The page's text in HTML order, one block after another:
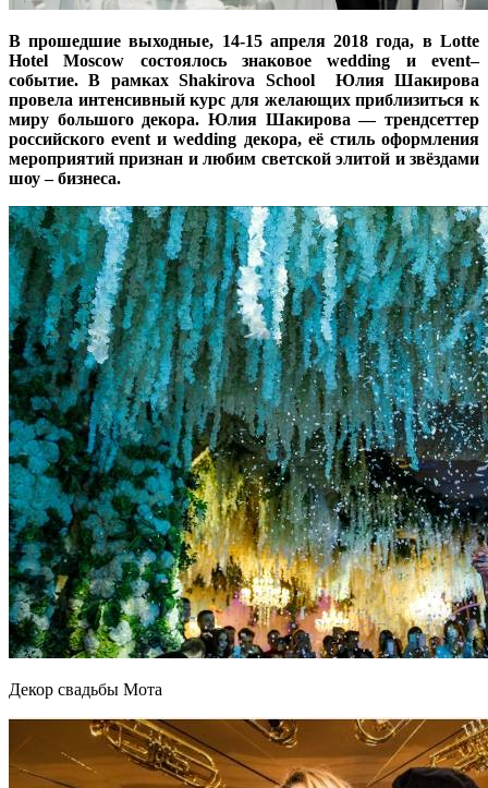
В прошедшие выходные, 14-15 апреля 2018 года, в Lotte
Hotel Moscow состоялось знаковое wedding и event–
событие. В рамках Shakirova School Юлия Шакирова
провела интенсивный курс для желающих приблизиться к
миру большого декора. Юлия Шакирова — трендсеттер
российского event и wedding декора, её стиль оформления
мероприятий признан и любим светской элитой и звёздами
шоу – бизнеса.
Декор свадьбы Мота